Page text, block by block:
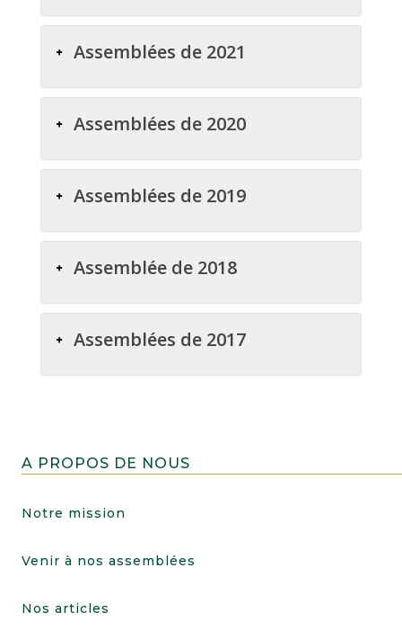
Assemblées de 2021
Assemblées de 2020
Assemblées de 2019
Assemblée de 2018
Assemblées de 2017
A PROPOS DE NOUS
Notre mission
Venir à nos assemblées
Nos articles